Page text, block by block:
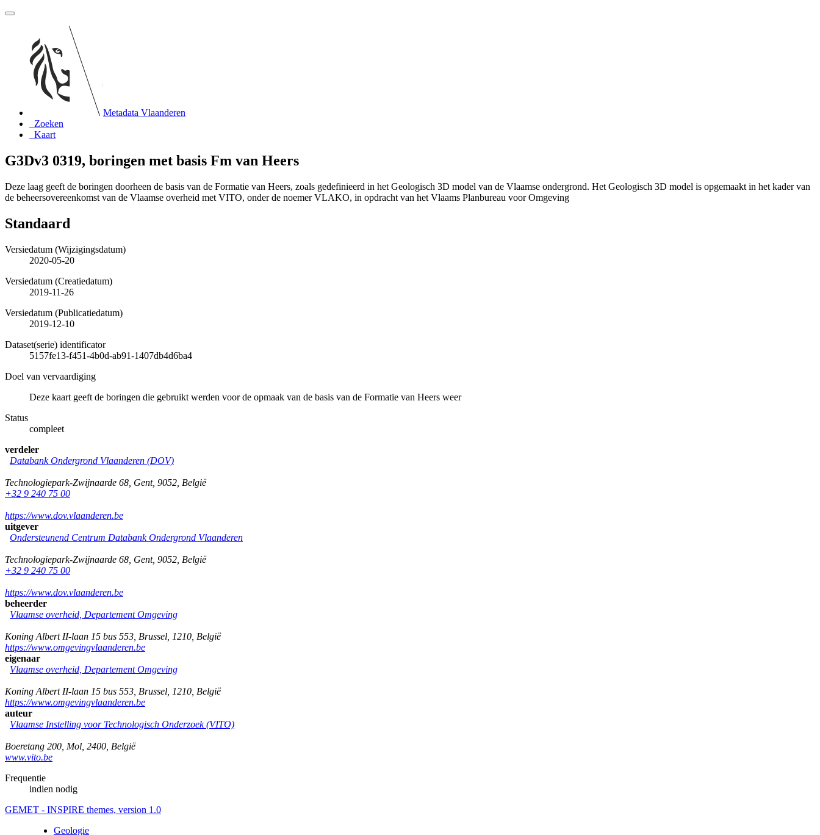
Metadata Vlaanderen
Zoeken
Kaart
G3Dv3 0319, boringen met basis Fm van Heers
Deze laag geeft de boringen doorheen de basis van de Formatie van Heers, zoals gedefinieerd in het Geologisch 3D model van de Vlaamse ondergrond. Het Geologisch 3D model is opgemaakt in het kader van
de beheersovereenkomst van de Vlaamse overheid met VITO, onder de noemer VLAKO, in opdracht van het Vlaams Planbureau voor Omgeving
Standaard
Versiedatum (Wijzigingsdatum)
2020-05-20
Versiedatum (Creatiedatum)
2019-11-26
Versiedatum (Publicatiedatum)
2019-12-10
Dataset(serie) identificator
5157fe13-f451-4b0d-ab91-1407db4d6ba4
Doel van vervaardiging
Deze kaart geeft de boringen die gebruikt werden voor de opmaak van de basis van de Formatie van Heers weer
Status
compleet
verdeler
Databank Ondergrond Vlaanderen (DOV)
Technologiepark-Zwijnaarde 68 Gent, 9052 België
+32 9 240 75 00
https://www.dov.vlaanderen.be
uitgever
Ondersteunend Centrum Databank Ondergrond Vlaanderen
Technologiepark-Zwijnaarde 68 Gent, 9052 België
+32 9 240 75 00
https://www.dov.vlaanderen.be
beheerder
Vlaamse overheid, Departement Omgeving
Koning Albert II-laan 15 bus 553 Brussel 1210 België
https://www.omgevingvlaanderen.be
eigenaar
Vlaamse overheid, Departement Omgeving
Koning Albert II-laan 15 bus 553 Brussel 1210 België
https://www.omgevingvlaanderen.be
auteur
Vlaamse Instelling voor Technologisch Onderzoek (VITO)
Boeretang 200 Mol 2400 België
www.vito.be
Frequentie
indien nodig
GEMET - INSPIRE themes, version 1.0
Geologie